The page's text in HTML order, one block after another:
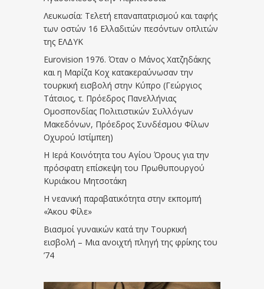
Λευκωσία: Τελετή επαναπατρισμού και ταφής
των οστών 16 Ελλαδιτών πεσόντων οπλιτών
της ΕΛΔΥΚ
Eurovision 1976. Όταν ο Μάνος Χατζηδάκης
και η Μαρίζα Κοχ κατακεραύνωσαν την
τουρκική εισβολή στην Κύπρο (Γεώργιος
Τάτσιος, τ. Πρόεδρος Πανελλήνιας
Ομοσπονδίας Πολιτιστικών Συλλόγων
Μακεδόνων, Πρόεδρος Συνδέσμου Φίλων
Οχυρού Ιστίμπεη)
Η Ιερά Κοινότητα του Αγίου Όρους για την
πρόσφατη επίσκεψη του Πρωθυπουργού
Κυριάκου Μητσοτάκη
Η νεανική παραβατικότητα στην εκπομπή
«Άκου Φίλε»
Βιασμοί γυναικών κατά την Τουρκική
εισβολή – Μια ανοιχτή πληγή της φρίκης του
’74